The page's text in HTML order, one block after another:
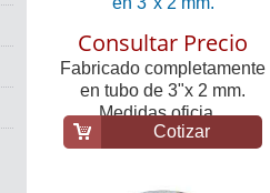
Consultar Precio
Fabricado completamente
en tubo de 3"x 2 mm.
Medidas oficia...
Cotizar